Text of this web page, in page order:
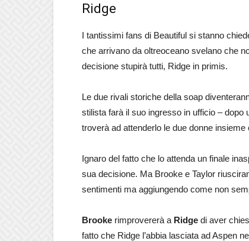
Ridge
I tantissimi fans di Beautiful si stanno
che arrivano da oltreoceano svelano che
decisione stupirà tutti, Ridge in primis.
Le due rivali storiche della soap
stilista farà il suo ingresso in ufficio –
troverà ad attenderlo le due donne insieme
Ignaro del fatto che lo attenda un finale
sua decisione. Ma Brooke e Taylor
sentimenti ma aggiungendo come non
Brooke rimprovererà a Ridge di aver
fatto che Ridge l’abbia lasciata ad Aspen